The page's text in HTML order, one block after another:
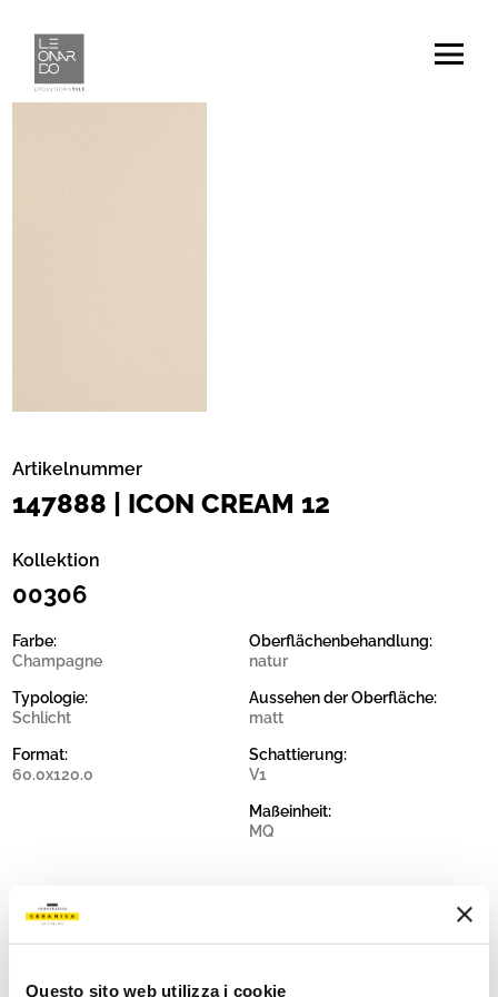
Questo sito web utilizza i cookie
Artikelnummer
147888 | ICON CREAM 12
Kollektion
00306
Farbe:
Champagne
Typologie:
Schlicht
Format:
60.0x120.0
Oberflächenbehandlung:
natur
Aussehen der Oberfläche:
matt
Schattierung:
V1
Maßeinheit:
MQ